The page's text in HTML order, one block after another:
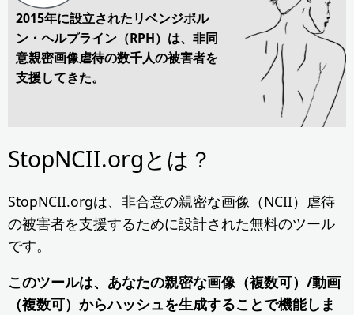
2015年に設立されたリベンジポル
ン・ヘルプライン（RPH）は、非同
意親密画像虐待の数千人の被害者を
支援してきた。
StopNCII.orgとは？
StopNCII.orgは、非合意の親密な画像（NCII）虐待
の被害者を支援するために設計された無料のツール
です。
このツールは、あなたの親密な画像（複数可）/動画
（複数可）からハッシュを生成することで機能しま